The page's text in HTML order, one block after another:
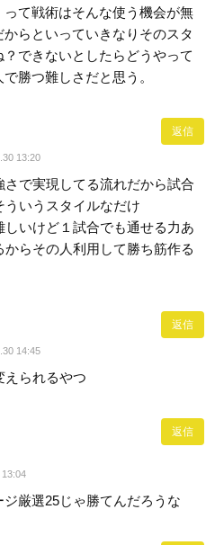
て戦術はそんな使う機会が無
らといっていきなりそのスタ
できないとしたらどうやって
勝つ難しさだと思う。
返信
13:20
で実現してる流れだから試合
いうスタイルなだけ
いけど１試合でも通せる力あ
らその人利用して勝ち筋作る
返信
14:45
えられるやつ
返信
厳選25じゃ勝てんだろうな